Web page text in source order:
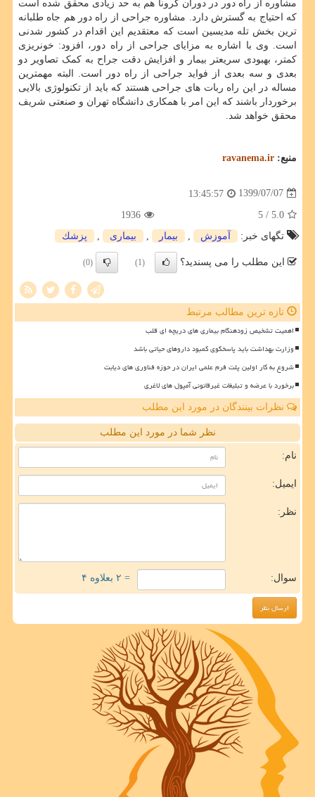
مشاوره از راه دور در دوران کرونا هم به حد زیادی محقق شده است
که احتیاج به گسترش دارد. مشاوره جراحی از راه دور هم جاه طلبانه
ترین بخش تله مدیسین است که معتقدیم این اقدام در کشور شدنی
است. وی با اشاره به مزایای جراحی از راه دور، افزود: خونریزی
کمتر، بهبودی سریعتر بیمار و افزایش دقت جراح به کمک تصاویر دو
بعدی و سه بعدی از فواید جراحی از راه دور است. البته مهمترین
مساله در این راه ربات های جراحی هستند که باید از تکنولوژی بالایی
برخوردار باشند که این امر با همکاری دانشگاه تهران و صنعتی شریف
محقق خواهد شد.
منبع: ravanema.ir
1399/07/07
13:45:57
5.0
/ 5
1936
تگهای خبر:
آموزش بیمار بیماری پزشك
این مطلب را می پسندید؟ (1)
(0)
تازه ترین مطالب مرتبط
اهمیت تشخیص زودهنگام بیماری های دریچه ای قلب
وزارت بهداشت باید پاسخگوی کمبود داروهای حیاتی باشد
شروع به کار اولین پلت فرم علمی ایران در حوزه فناوری های دیابت
برخورد با عرضه و تبلیغات غیرقانونی آمپول های لاغری
نظرات بینندگان در مورد این مطلب
نظر شما در مورد این مطلب
نام:
ایمیل:
نظر:
سوال: = ۲ بعلاوه ۴